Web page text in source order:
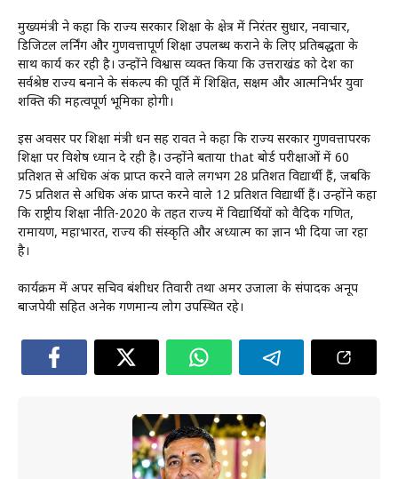
मुख्यमंत्री ने कहा कि राज्य सरकार शिक्षा के क्षेत्र में निरंतर सुधार, नवाचार,
डिजिटल लर्निंग और गुणवत्तापूर्ण शिक्षा उपलब्ध कराने के लिए प्रतिबद्धता के
साथ कार्य कर रही है। उन्होंने विश्वास व्यक्त किया कि उत्तराखंड को देश का
सर्वश्रेष्ठ राज्य बनाने के संकल्प की पूर्ति में शिक्षित, सक्षम और आत्मनिर्भर युवा
शक्ति की महत्वपूर्ण भूमिका होगी।
इस अवसर पर शिक्षा मंत्री धन सिंह रावत ने कहा कि राज्य सरकार गुणवत्तापरक
शिक्षा पर विशेष ध्यान दे रही है। उन्होंने बताया that बोर्ड परीक्षाओं में 60
प्रतिशत से अधिक अंक प्राप्त करने वाले लगभग 28 प्रतिशत विद्यार्थी हैं, जबकि
75 प्रतिशत से अधिक अंक प्राप्त करने वाले 12 प्रतिशत विद्यार्थी हैं। उन्होंने कहा
कि राष्ट्रीय शिक्षा नीति-2020 के तहत राज्य में विद्यार्थियों को वैदिक गणित,
रामायण, महाभारत, राज्य की संस्कृति और अध्यात्म का ज्ञान भी दिया जा रहा
है।
कार्यक्रम में अपर सचिव बंशीधर तिवारी तथा अमर उजाला के संपादक अनूप
बाजपेयी सहित अनेक गणमान्य लोग उपस्थित रहे।